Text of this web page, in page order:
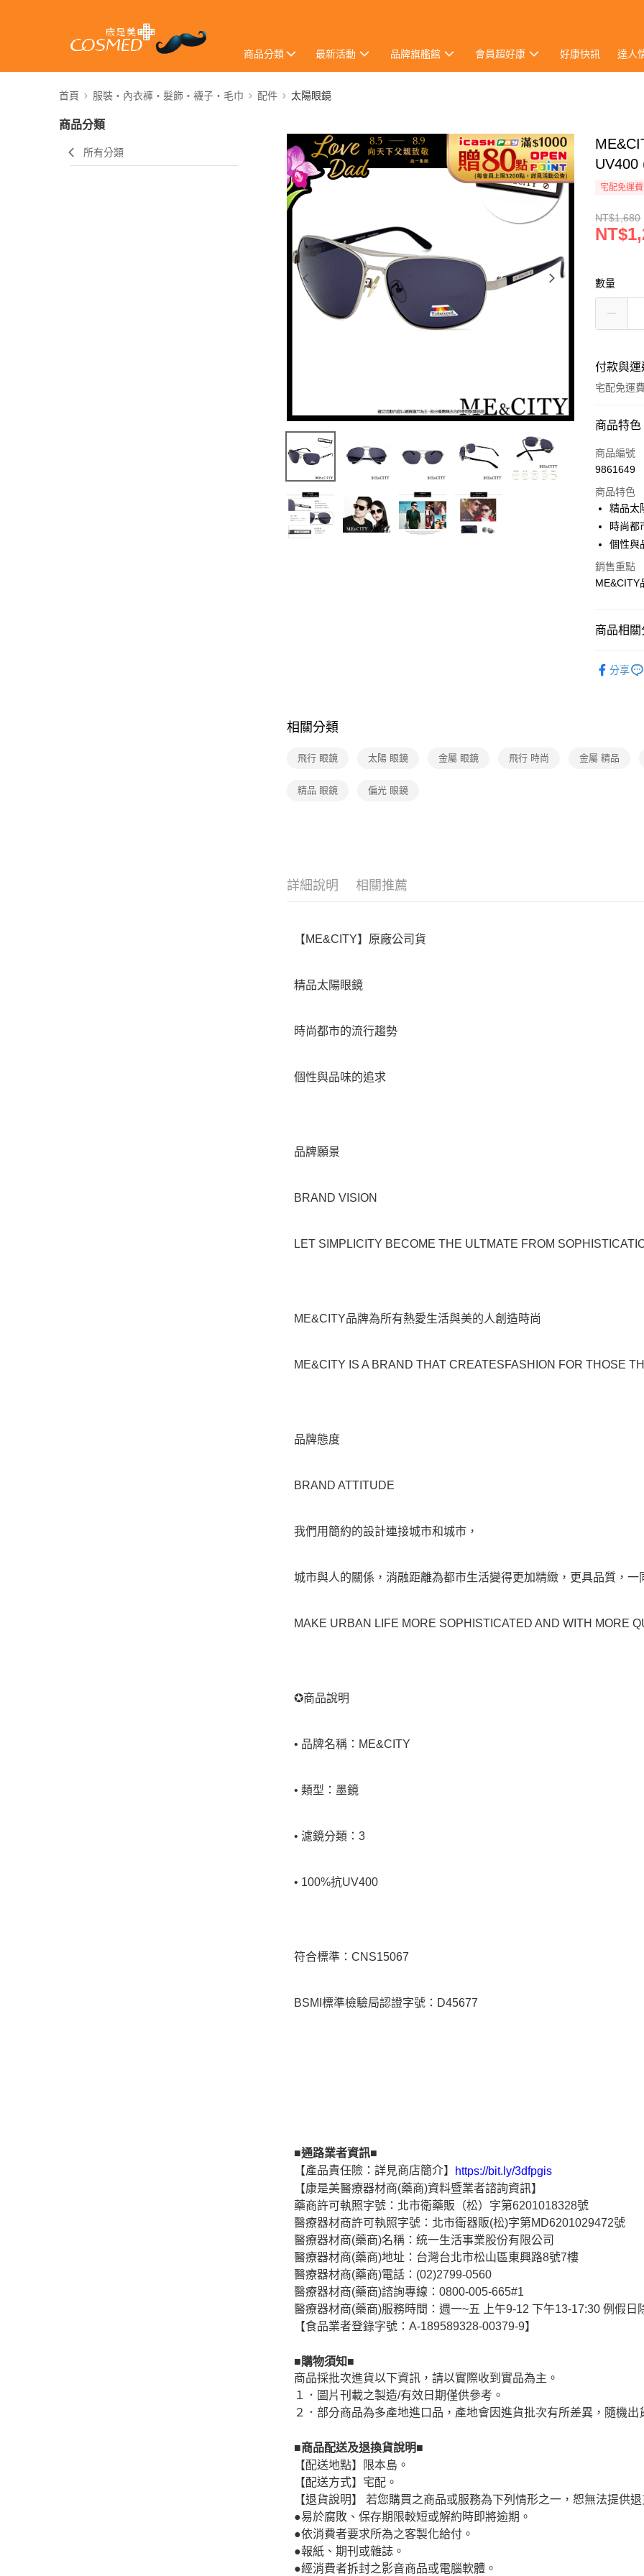
商品分類 最新活動 品牌旗艦館 會員超好康 好康快訊 達人
首頁 服裝・內衣褲・髮飾・襪子・毛巾 配件 太陽眼鏡
商品分類
所有分類
UV400
宅配免運費
NT$1,680
數量
付款與
宅配免運
付款方式
icash Pay
信用卡分
3 期 0
合作金
華南商
上海商
匯豐（
玉山商
6 期 0
合作金
華南商
臺灣中
元大商
12 期
上海商
國泰世
匯豐（
LINE Pay
街口支付
商品特色
商品編號
9861649
商品特色
精品太
時尚都
個性與
銷售重點
ME&CITY
商品相關
分享
相關分類
飛行 眼鏡 太陽 眼鏡 金屬 眼鏡 飛行 時尚 金屬 精品
精品 眼鏡 偏光 眼鏡
詳細說明 相關推薦
【ME&CITY】原廠公司貨
精品太陽眼鏡
時尚都市的流行趨勢
個性與品味的追求
品牌願景
BRAND VISION
LET SIMPLICITY BECOME THE ULTMATE FROM
ME&CITY品牌為所有熱愛生活與美的人創造時尚
ME&CITY IS A BRAND THAT CREATESFASHION FOR THOSE
品牌態度
BRAND ATTITUDE
我們用簡約的設計連接城市和城市，
城市與人的關係，消融距離為都市生活變得更加精緻，更具品質，一
MAKE URBAN LIFE MORE SOPHISTICATED AND WITH MORE
✪商品說明
• 品牌名稱：ME&CITY
• 類型：墨鏡
• 濾鏡分類：3
• 100%抗UV400
符合標準：CNS15067
BSMI標準檢驗局認證字號：D45677
■通路業者資訊■
【產品責任險：詳見商店簡介】
https://bit.ly/3dfpgis
【康是美醫療器材商(藥商)資料暨業者諮詢資訊】
藥商許可執照字號：北市衛藥販（松）字第6201018328號
醫療器材商許可執照字號：北市衛器販(松)字第MD6201029472號
醫療器材商(藥商)名稱：統一生活事業股份有限公司
醫療器材商(藥商)地址：台灣台北市松山區東興路8號7樓
醫療器材商(藥商)電話：(02)2799-0560
醫療器材商(藥商)諮詢專線：0800-005-665#1
醫療器材商(藥商)服務時間：週一~五 上午9-12 下午13-17:30 例假日
【食品業者登錄字號：A-189589328-00379-9】
■購物須知■
商品採批次進貨以下資訊，請以實際收到實品為主。
１．圖片刊載之製造/有效日期僅供參考。
２．部分商品為多產地進口品，產地會因進貨批次有所差異，隨機出
■商品配送及退換貨說明■
【配送地點】限本島。
【配送方式】宅配。
【退貨說明】 若您購買之商品或服務為下列情形之一，恕無法提供
●易於腐敗、保存期限較短或解約時即將逾期。
●依消費者要求所為之客製化給付。
●報紙、期刊或雜誌。
●經消費者拆封之影音商品或電腦軟體。